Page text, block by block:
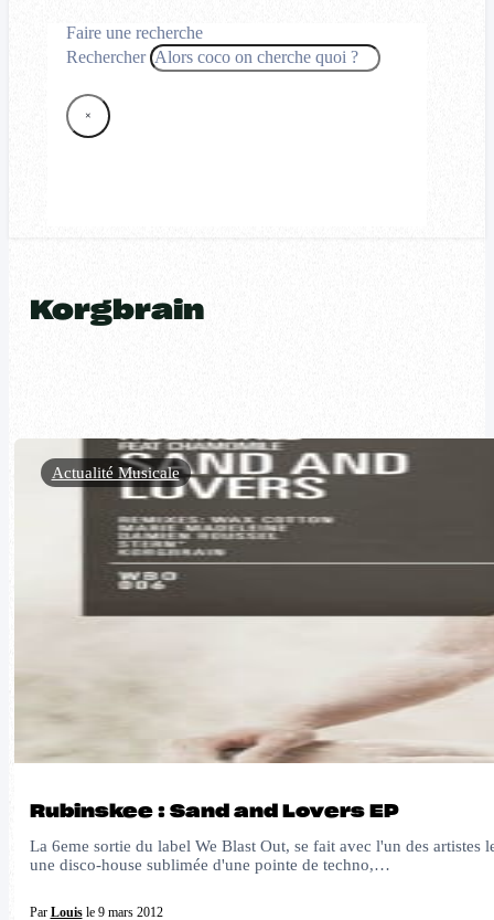
Faire une recherche
Rechercher
×
Korgbrain
Rubinskee : Sand and Lovers EP
La 6eme sortie du label We Blast Out, se fait avec l'un des
une disco-house sublimée d'une pointe de techno,…
Par Louisle 9 mars 2012
Actualité Musicale